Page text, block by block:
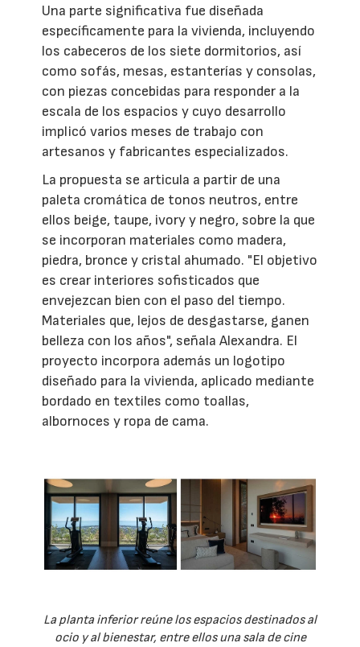
Una parte significativa fue diseñada
específicamente para la vivienda, incluyendo
los cabeceros de los siete dormitorios, así
como sofás, mesas, estanterías y consolas,
con piezas concebidas para responder a la
escala de los espacios y cuyo desarrollo
implicó varios meses de trabajo con
artesanos y fabricantes especializados.
La propuesta se articula a partir de una
paleta cromática de tonos neutros, entre
ellos beige, taupe, ivory y negro, sobre la que
se incorporan materiales como madera,
piedra, bronce y cristal ahumado. "El objetivo
es crear interiores sofisticados que
envejezcan bien con el paso del tiempo.
Materiales que, lejos de desgastarse, ganen
belleza con los años", señala Alexandra. El
proyecto incorpora además un logotipo
diseñado para la vivienda, aplicado mediante
bordado en textiles como toallas,
albornoces y ropa de cama.
La planta inferior reúne los espacios destinados al
ocio y al bienestar, entre ellos una sala de cine